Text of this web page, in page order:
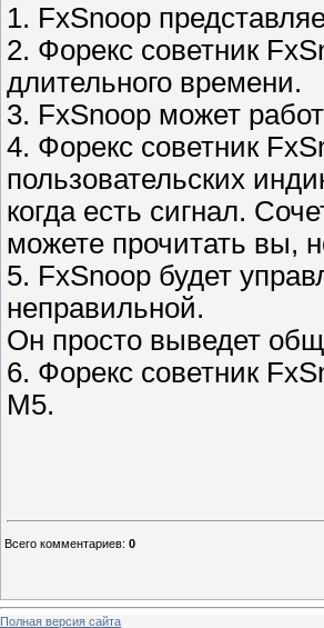
1. FxSnoop
2. Форекс советник
длительного времени.
3. FxSnoop может
4. Форекс советник
пользовательских
когда есть сигнал.
можете прочитать вы,
5. FxSnoop будет
неправильной.
Он просто выведет
6. Форекс советник
М5.
Всего комментариев: 0
Полная версия сайта